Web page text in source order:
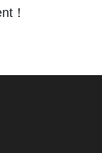
！